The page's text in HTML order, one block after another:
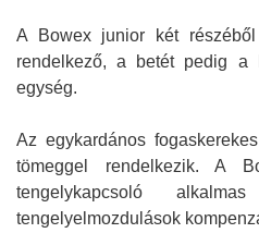
A Bowex junior két
rendelkező, a betét pedig a
egység.
Az egykardános
tömeggel rendelkezik.A
tengelykapcsoló
tengelyelmozdulások